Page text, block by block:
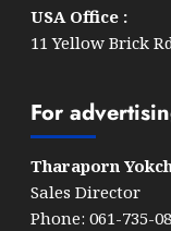
USA Office :
11 Yellow Brick
For
Tharaporn
Sales Director
Phone: 061-735-